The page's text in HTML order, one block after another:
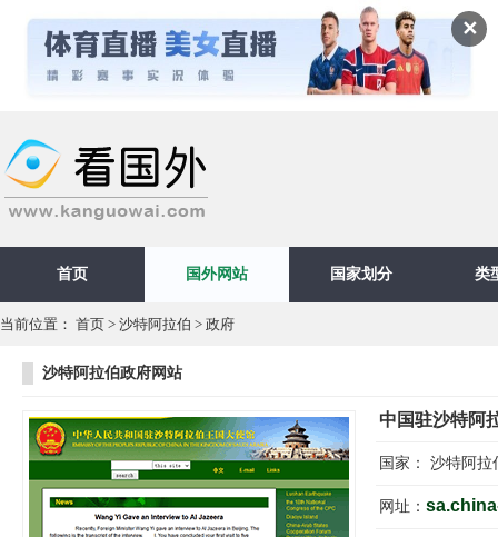
✕
首页 国外网站 国家划分 类
当前位置： 首页 > 沙特阿拉伯 > 政府
沙特阿拉伯政府网站
中国驻沙特阿
国家： 沙特阿拉
网址：